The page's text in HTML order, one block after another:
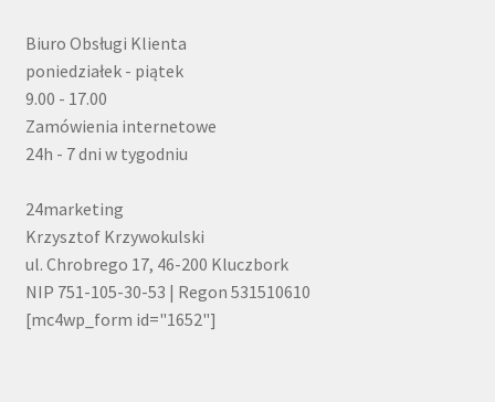
Biuro Obsługi Klienta
poniedziałek - piątek
9.00 - 17.00
Zamówienia internetowe
24h - 7 dni w tygodniu
24marketing
Krzysztof Krzywokulski
ul. Chrobrego 17, 46-200 Kluczbork
NIP 751-105-30-53 | Regon 531510610
[mc4wp_form id="1652"]